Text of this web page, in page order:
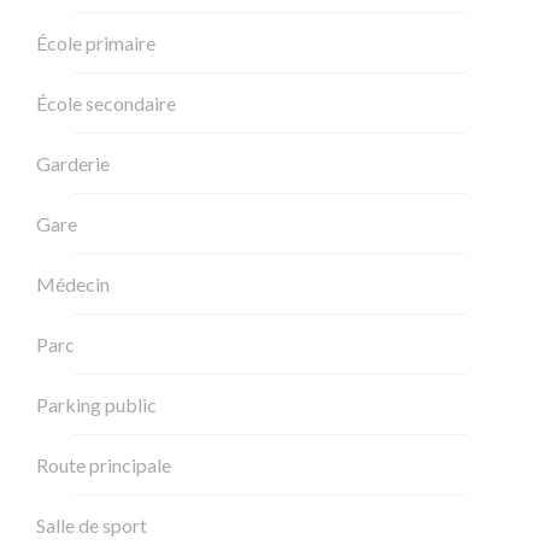
École primaire
École secondaire
Garderie
Gare
Médecin
Parc
Parking public
Route principale
Salle de sport